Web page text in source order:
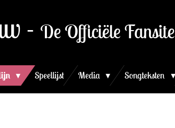
- De Officiële Fansite
Speellijst Media Songteksten